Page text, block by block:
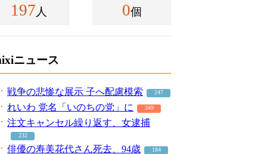
197 人 0個
ニュース
戦争の悲惨な展示 子へ配慮模索 247
れいわ 党名「いのちの党」に 349
注文キャンセル繰り返す、女逮捕
232
俳優の寿美花代さん死去、94歳 184